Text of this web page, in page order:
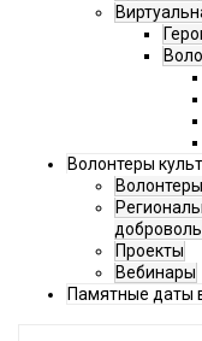
Волонтеры
Проекты
Вебинары
Памятные даты